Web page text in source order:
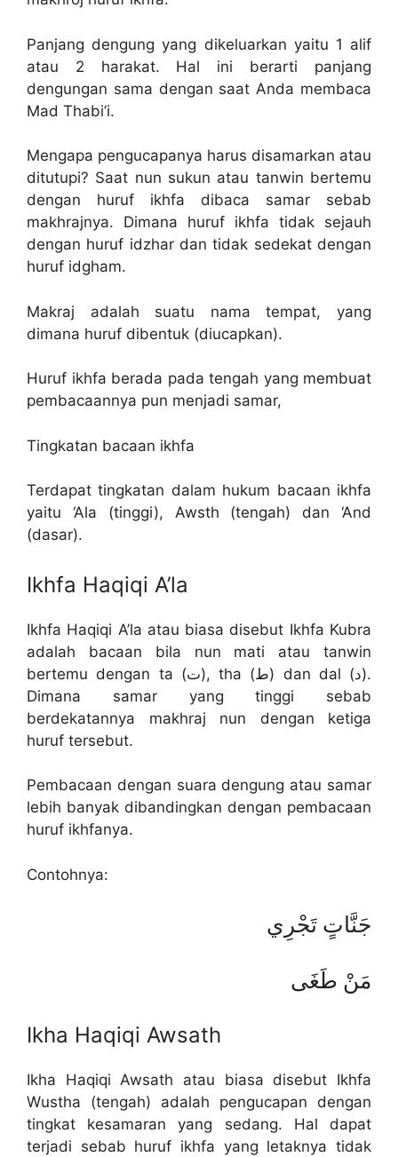
Panjang dengung yang dikeluarkan yaitu 1 alif
atau 2 harakat. Hal ini berarti panjang
dengungan sama dengan saat Anda membaca
Mad Thabi’i.
Mengapa pengucapanya harus disamarkan atau
ditutupi? Saat nun sukun atau tanwin bertemu
dengan huruf ikhfa dibaca samar sebab
makhrajnya. Dimana huruf ikhfa tidak sejauh
dengan huruf idzhar dan tidak sedekat dengan
huruf idgham.
Makraj adalah suatu nama tempat, yang
dimana huruf dibentuk (diucapkan).
Huruf ikhfa berada pada tengah yang membuat
pembacaannya pun menjadi samar,
Tingkatan bacaan ikhfa
Terdapat tingkatan dalam hukum bacaan ikhfa
yaitu ‘Ala (tinggi), Awsth (tengah) dan ‘And
(dasar).
Ikhfa Haqiqi A’la
Ikhfa Haqiqi A’la atau biasa disebut Ikhfa Kubra
adalah bacaan bila nun mati atau tanwin
bertemu dengan ta (ت), tha (ط) dan dal (د).
Dimana samar yang tinggi sebab
berdekatannya makhraj nun dengan ketiga
huruf tersebut.
Pembacaan dengan suara dengung atau samar
lebih banyak dibandingkan dengan pembacaan
huruf ikhfanya.
Contohnya:
جَنَّاتٍ تَجْرِي
مَنْ طَغَى
Ikha Haqiqi Awsath
Ikha Haqiqi Awsath atau biasa disebut Ikhfa
Wustha (tengah) adalah pengucapan dengan
tingkat kesamaran yang sedang. Hal dapat
terjadi sebab huruf ikhfa yang letaknya tidak